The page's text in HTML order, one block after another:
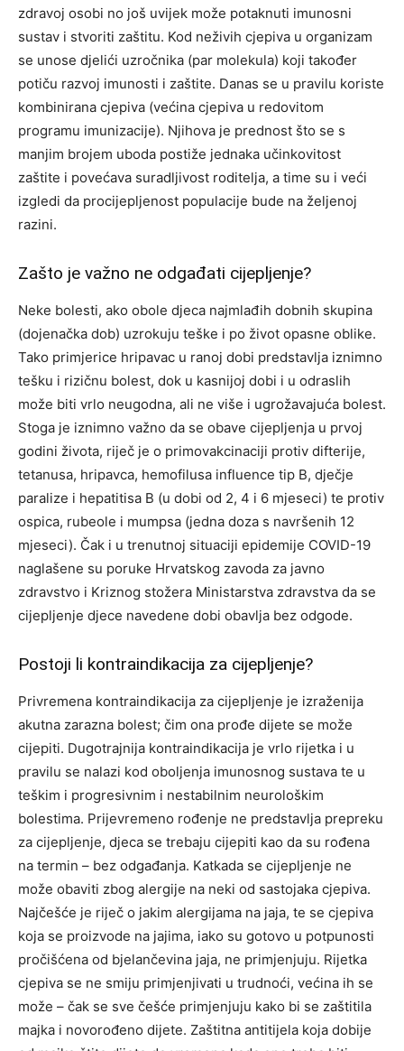
zdravoj osobi no još uvijek može potaknuti imunosni
sustav i stvoriti zaštitu. Kod neživih cjepiva u organizam
se unose djelići uzročnika (par molekula) koji također
potiču razvoj imunosti i zaštite. Danas se u pravilu koriste
kombinirana cjepiva (većina cjepiva u redovitom
programu imunizacije). Njihova je prednost što se s
manjim brojem uboda postiže jednaka učinkovitost
zaštite i povećava suradljivost roditelja, a time su i veći
izgledi da procijepljenost populacije bude na željenoj
razini.
Zašto je važno ne odgađati cijepljenje?
Neke bolesti, ako obole djeca najmlađih dobnih skupina
(dojenačka dob) uzrokuju teške i po život opasne oblike.
Tako primjerice hripavac u ranoj dobi predstavlja iznimno
tešku i rizičnu bolest, dok u kasnijoj dobi i u odraslih
može biti vrlo neugodna, ali ne više i ugrožavajuća bolest.
Stoga je iznimno važno da se obave cijepljenja u prvoj
godini života, riječ je o primovakcinaciji protiv difterije,
tetanusa, hripavca, hemofilusa influence tip B, dječje
paralize i hepatitisa B (u dobi od 2, 4 i 6 mjeseci) te protiv
ospica, rubeole i mumpsa (jedna doza s navršenih 12
mjeseci). Čak i u trenutnoj situaciji epidemije COVID-19
naglašene su poruke Hrvatskog zavoda za javno
zdravstvo i Kriznog stožera Ministarstva zdravstva da se
cijepljenje djece navedene dobi obavlja bez odgode.
Postoji li kontraindikacija za cijepljenje?
Privremena kontraindikacija za cijepljenje je izraženija
akutna zarazna bolest; čim ona prođe dijete se može
cijepiti. Dugotrajnija kontraindikacija je vrlo rijetka i u
pravilu se nalazi kod oboljenja imunosnog sustava te u
teškim i progresivnim i nestabilnim neurološkim
bolestima. Prijevremeno rođenje ne predstavlja prepreku
za cijepljenje, djeca se trebaju cijepiti kao da su rođena
na termin – bez odgađanja. Katkada se cijepljenje ne
može obaviti zbog alergije na neki od sastojaka cjepiva.
Najčešće je riječ o jakim alergijama na jaja, te se cjepiva
koja se proizvode na jajima, iako su gotovo u potpunosti
pročišćena od bjelančevina jaja, ne primjenjuju. Rijetka
cjepiva se ne smiju primjenjivati u trudnoći, većina ih se
može – čak se sve češće primjenjuju kako bi se zaštitila
majka i novorođeno dijete. Zaštitna antitijela koja dobije